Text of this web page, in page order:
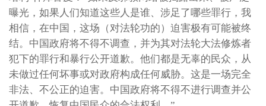
曝光，如果人们知道这些人是谁、涉足了哪些罪行，我
相信，在中国，这场（对法轮功的）迫害极有可能被终
结。中国政府将不得不调查，并为其对法轮大法修炼者
犯下的罪行和暴行公开道歉。他们都是无辜的民众，从
未做过任何坏事或对政府构成任何威胁。这是一场完全
非法、不公正的迫害。中国政府将不得不进行调查并公